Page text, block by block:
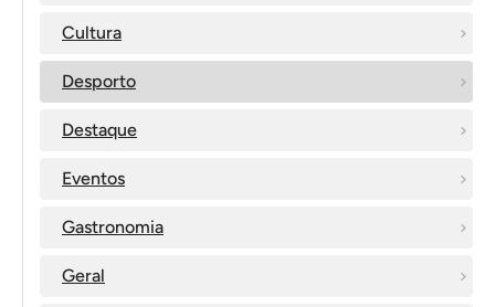
Cultura
Desporto
Destaque
Eventos
Gastronomia
Geral